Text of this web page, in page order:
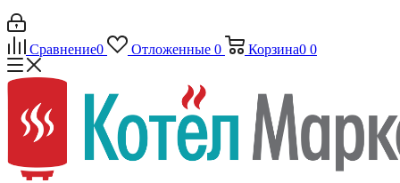
Сравнение0 Отложенные 0 Корзина0 0